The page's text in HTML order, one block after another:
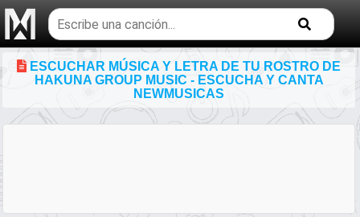
Buscar
temas
musicales
ESCUCHAR MÚSICA Y LETRA DE TU ROSTRO DE
HAKUNA GROUP MUSIC - ESCUCHA Y CANTA
NEWMUSICAS